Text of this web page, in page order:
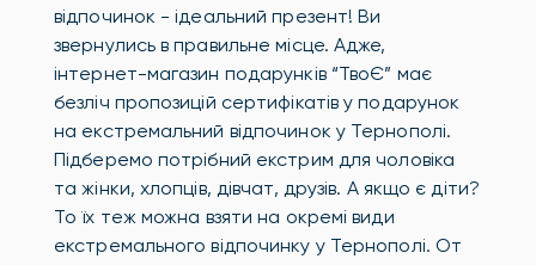
відпочинок - ідеальний презент! Ви
звернулись в правильне місце. Адже,
інтернет-магазин подарунків “ТвоЄ” має
безліч пропозицій сертифікатів у подарунок
на екстремальний відпочинок у Тернополі.
Підберемо потрібний екстрим для чоловіка
та жінки, хлопців, дівчат, друзів. А якщо є діти?
То їх теж можна взяти на окремі види
екстремального відпочинку у Тернополі. От